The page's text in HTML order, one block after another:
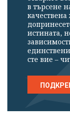
в търсене
истината,
сте вие –